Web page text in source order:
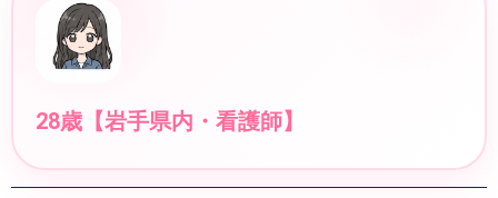
28歳【岩手県内・看護師】